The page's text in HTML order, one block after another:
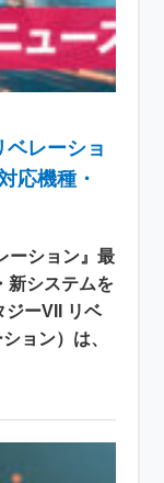
ベレーショ
応機種・
ーション』最
新システムを
ジーVII リベ
ョン）は、